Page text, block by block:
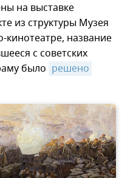
на выставке
из структуры Музея
название
с советских
было решено